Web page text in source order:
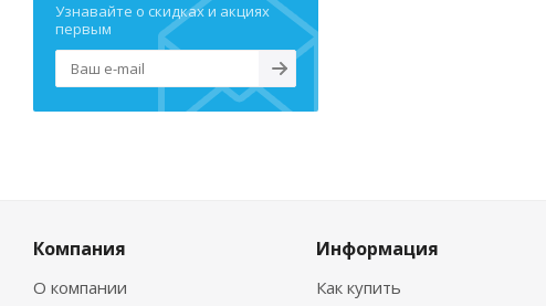
Узнавайте о скидках и акциях
первым
Компания
О компании
Информация
Как купить